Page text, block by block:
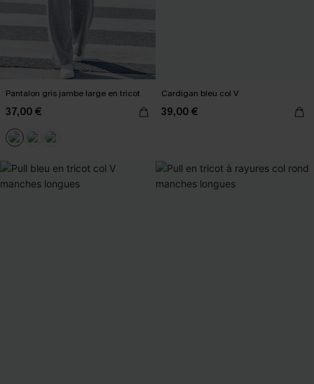
Pantalon gris jambe large en tricot
37,00 €
Cardigan bleu col V
39,00 €